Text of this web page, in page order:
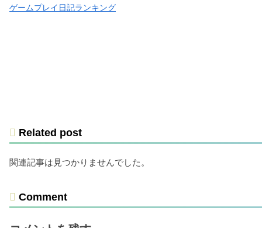
ゲームプレイ日記ランキング
Related post
関連記事は見つかりませんでした。
Comment